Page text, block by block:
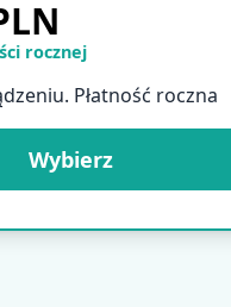
rocznej
Płatność roczna
Wybierz